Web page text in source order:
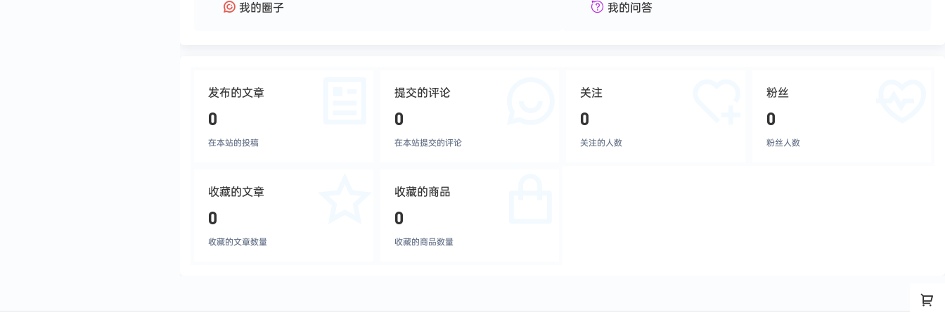
我的圈子 我的问答
发布的文章
0
在本站的投稿
提交的评论
0
在本站提交的评论
关注
0
关注的人数
粉丝
0
粉丝人数
收藏的文章
0
收藏的文章数量
收藏的商品
0
收藏的商品数量